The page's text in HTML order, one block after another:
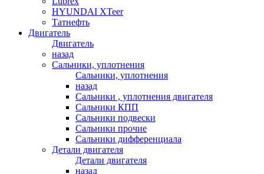
HYUNDAI XTeer
Татнефть
Двигатель
Двигатель
назад
Сальники, уплотнения
Сальники, уплотнения
назад
Сальники , уплотнения двигателя
Сальники КПП
Сальники подвески
Сальники прочие
Сальники дифференциала
Детали двигателя
Детали двигателя
назад